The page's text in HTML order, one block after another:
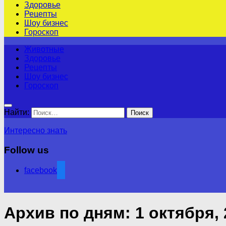
Здоровье
Рецепты
Шоу бизнес
Гороскоп
Животные
Здоровье
Рецепты
Шоу бизнес
Гороскоп
Найти:
Интересно знать
Follow us
facebook
Архив по дням: 1 октября,